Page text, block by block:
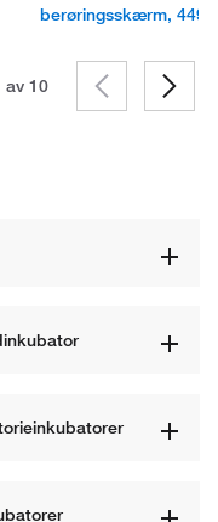
berøringsskærm, 449
av 10